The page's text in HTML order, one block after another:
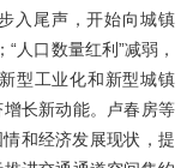
入尾声，开始向城镇
人口数量红利”减弱，
型工业化和新型城镇
长新动能。卢春房等
和经济发展现状，提